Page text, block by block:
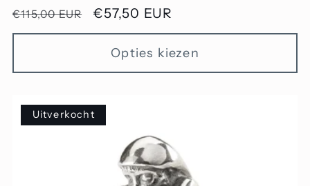
Normale
prijs
€115,00 EUR Aanbiedingsprijs
€57,50 EUR
Opties kiezen
Uitverkocht